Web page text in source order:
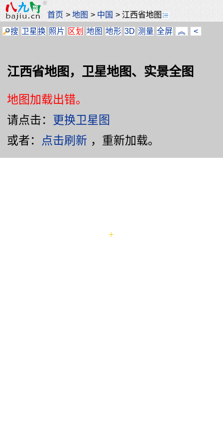
首页 >地图 > 中国 > 江西省地图
搜 卫星换 照片 区划 地图 地形 3D 测量 全屏 ︽ <
江西省地图，卫星地图、实景全图
地图加载出错。
请点击： 更换卫星图
或者：
点击刷新 ，重新加载。